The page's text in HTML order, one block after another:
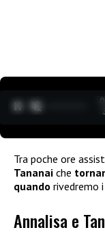
Tra poche ore
Tananai che
quando rivedremo
Annalisa e